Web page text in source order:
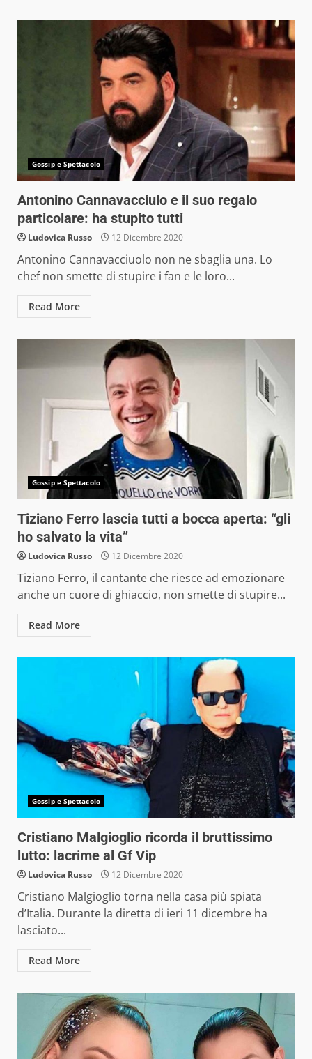
Gossip e Spettacolo
Antonino Cannavacciulo e il suo regalo
particolare: ha stupito tutti
Ludovica Russo 12 Dicembre 2020
Antonino Cannavacciuolo non ne sbaglia una. Lo
chef non smette di stupire i fan e le loro...
Read More
Gossip e Spettacolo
Tiziano Ferro lascia tutti a bocca aperta: “gli
ho salvato la vita”
Ludovica Russo 12 Dicembre 2020
Tiziano Ferro, il cantante che riesce ad emozionare
anche un cuore di ghiaccio, non smette di stupire...
Read More
Gossip e Spettacolo
Cristiano Malgioglio ricorda il bruttissimo
lutto: lacrime al Gf Vip
Ludovica Russo 12 Dicembre 2020
Cristiano Malgioglio torna nella casa più spiata
d’Italia. Durante la diretta di ieri 11 dicembre ha
lasciato...
Read More